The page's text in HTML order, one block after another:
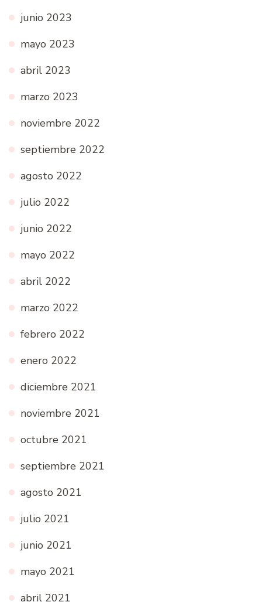
junio 2023
mayo 2023
abril 2023
marzo 2023
noviembre 2022
septiembre 2022
agosto 2022
julio 2022
junio 2022
mayo 2022
abril 2022
marzo 2022
febrero 2022
enero 2022
diciembre 2021
noviembre 2021
octubre 2021
septiembre 2021
agosto 2021
julio 2021
junio 2021
mayo 2021
abril 2021